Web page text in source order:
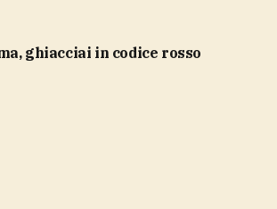
ghiacciai in codice rosso